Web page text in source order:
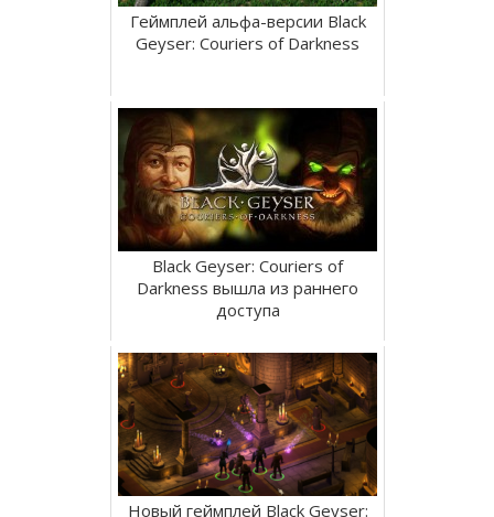
Геймплей альфа-версии Black
Geyser: Couriers of Darkness
Black Geyser: Couriers of
Darkness вышла из раннего
доступа
Новый геймплей Black Geyser: